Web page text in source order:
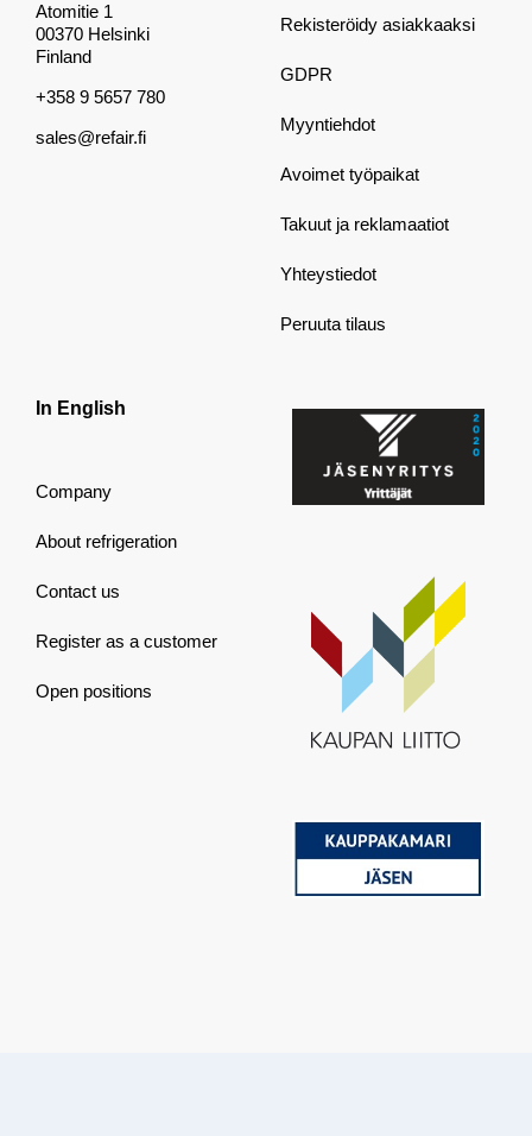
Atomitie 1
00370 Helsinki
Finland
+358 9 5657 780
sales@refair.fi
Rekisteröidy asiakkaaksi
GDPR
Myyntiehdot
Avoimet työpaikat
Takuut ja reklamaatiot
Yhteystiedot
Peruuta tilaus
In English
Company
About refrigeration
Contact us
Register as a customer
Open positions